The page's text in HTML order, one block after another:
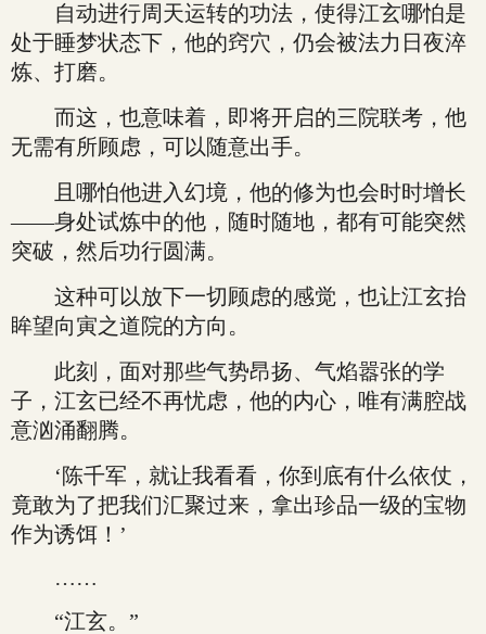
自动进行周天运转的功法，使得江玄哪怕是
处于睡梦状态下，他的窍穴，仍会被法力日夜淬
炼、打磨。
而这，也意味着，即将开启的三院联考，他
无需有所顾虑，可以随意出手。
且哪怕他进入幻境，他的修为也会时时增长
——身处试炼中的他，随时随地，都有可能突然
突破，然后功行圆满。
这种可以放下一切顾虑的感觉，也让江玄抬
眸望向寅之道院的方向。
此刻，面对那些气势昂扬、气焰嚣张的学
子，江玄已经不再忧虑，他的内心，唯有满腔战
意汹涌翻腾。
‘陈千军，就让我看看，你到底有什么依仗，
竟敢为了把我们汇聚过来，拿出珍品一级的宝物
作为诱饵！’
……
“江玄。”